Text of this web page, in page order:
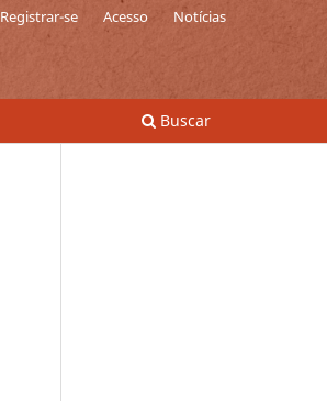
Buscar
Registrar-se Acesso Notícias